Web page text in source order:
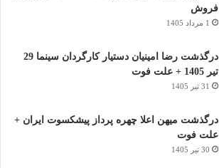
فروش
1 مرداد 1405
درگذشت رضا امینیان دستیار کارگردان سینما 29
تیر 1405 + علت فوت
31 تیر 1405
درگذشت میهن اعلا چهره پرداز پیشکسوت ایران +
علت فوت
30 تیر 1405